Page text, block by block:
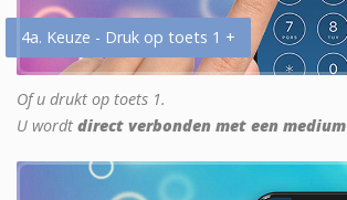
4a. Keuze - Druk op toets 1 +
Of u drukt op toets 1.
U wordt direct verbonden met een medium